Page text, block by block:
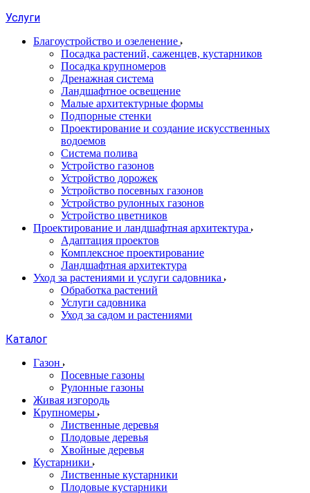
Услуги
Благоустройство и озеленение
Посадка растений, саженцев, кустарников
Посадка крупномеров
Дренажная система
Ландшафтное освещение
Малые архитектурные формы
Подпорные стенки
Проектирование и создание искусственных
водоемов
Система полива
Устройство газонов
Устройство дорожек
Устройство посевных газонов
Устройство рулонных газонов
Устройство цветников
Проектирование и ландшафтная архитектура
Адаптация проектов
Комплексное проектирование
Ландшафтная архитектура
Уход за растениями и услуги садовника
Обработка растений
Услуги садовника
Уход за садом и растениями
Каталог
Газон
Посевные газоны
Рулонные газоны
Живая изгородь
Крупномеры
Лиственные деревья
Плодовые деревья
Хвойные деревья
Кустарники
Лиственные кустарники
Плодовые кустарники